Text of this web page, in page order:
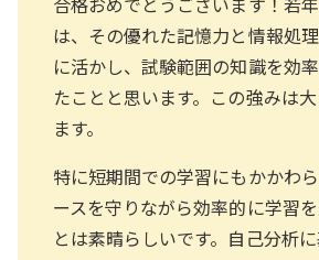
は、その優れた記憶力と情報処
に活かし、試験範囲の知識を効
たことと思います。この強みは
ます。
特に短期間での学習にもかかわ
ースを守りながら効率的に学習
とは素晴らしいです。自己分析